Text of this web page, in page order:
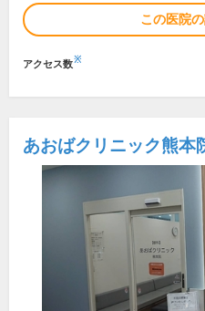
この医院
アクセス数※
あおばクリニック熊本